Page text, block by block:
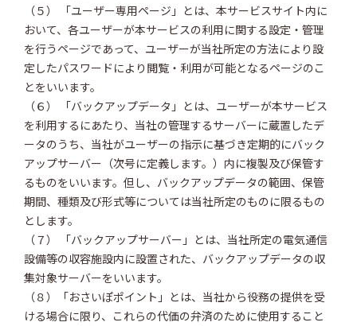
（５） 「ユーザー専用ページ」とは、本サービスサイト内に
おいて、各ユーザーが本サービスの利用に関する設定・管理
を行うページであって、ユーザーが当社所定の方法により設
定したパスワードにより閲覧・利用が可能となるページのこ
とをいいます。
（６） 「バックアップデータ」とは、ユーザーが本サービス
を利用するにあたり、当社の管理するサーバーに蔵置したデ
ータのうち、当社がユーザーの指示に基づき定期的にバック
アップサーバー（次号に定義します。）内に複製及び保管す
るものをいいます。但し、バックアップデータの範囲、保管
期間、種類及び形式等については当社所定のものに限るもの
とします。
（７） 「バックアップサーバー」とは、当社所定の電気通信
設備等の収容施設内に設置された、バックアップデータの収
集対象サーバーをいいます。
（８）「おさいぽポイント」とは、当社から役務の提供を受
ける場合に限り、これらの代価の弁済のために使用すること